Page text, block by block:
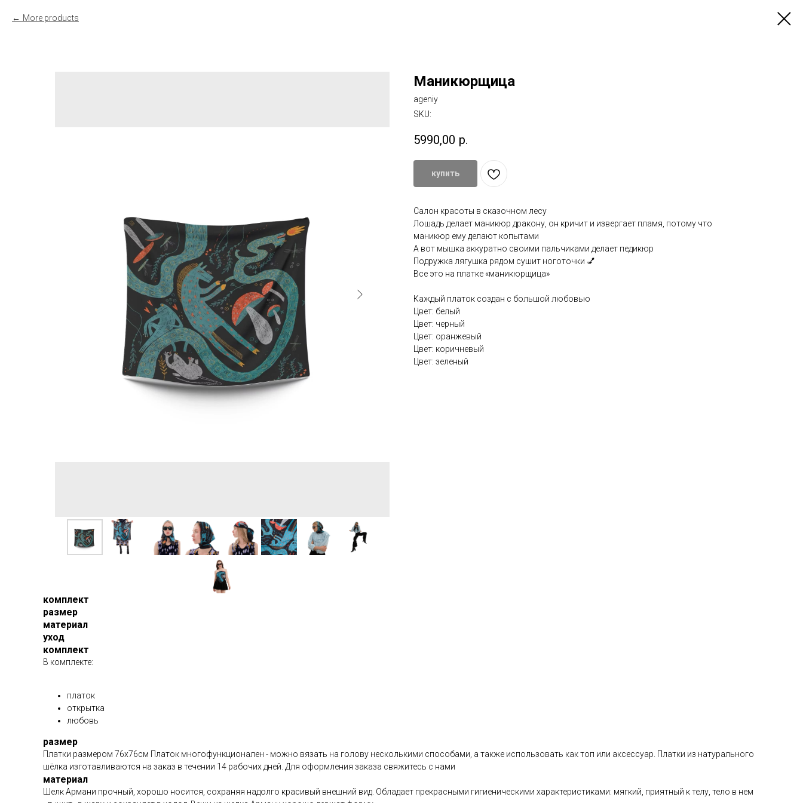
More products
Маникюрщица
ageniy
SKU:
5990,00 р.
купить
Салон красоты в сказочном лесу
Лошадь делает маникюр дракону, он кричит и извергает пламя, потому что
маникюр ему делают копытами
А вот мышка аккуратно своими пальчиками делает педикюр
Подружка лягушка рядом сушит ноготочки 💅
Все это на платке «маникюрщица»
Каждый платок создан с большой любовью
Цвет: белый
Цвет: черный
Цвет: оранжевый
Цвет: коричневый
Цвет: зеленый
комплект
размер
материал
уход
комплект
В комплекте:
платок
открытка
любовь
размер
Платки размером 76х76см Платок многофункционален - можно вязать на голову несколькими способами, а также использовать как топ или аксессуар. Платки из натурального
шёлка изготавливаются на заказ в течении 14 рабочих дней. Для оформления заказа свяжитесь с нами
материал
Шелк Армани прочный, хорошо носится, сохраняя надолго красивый внешний вид. Обладает прекрасными гигиеническими характеристиками: мягкий, приятный к телу, тело в нем